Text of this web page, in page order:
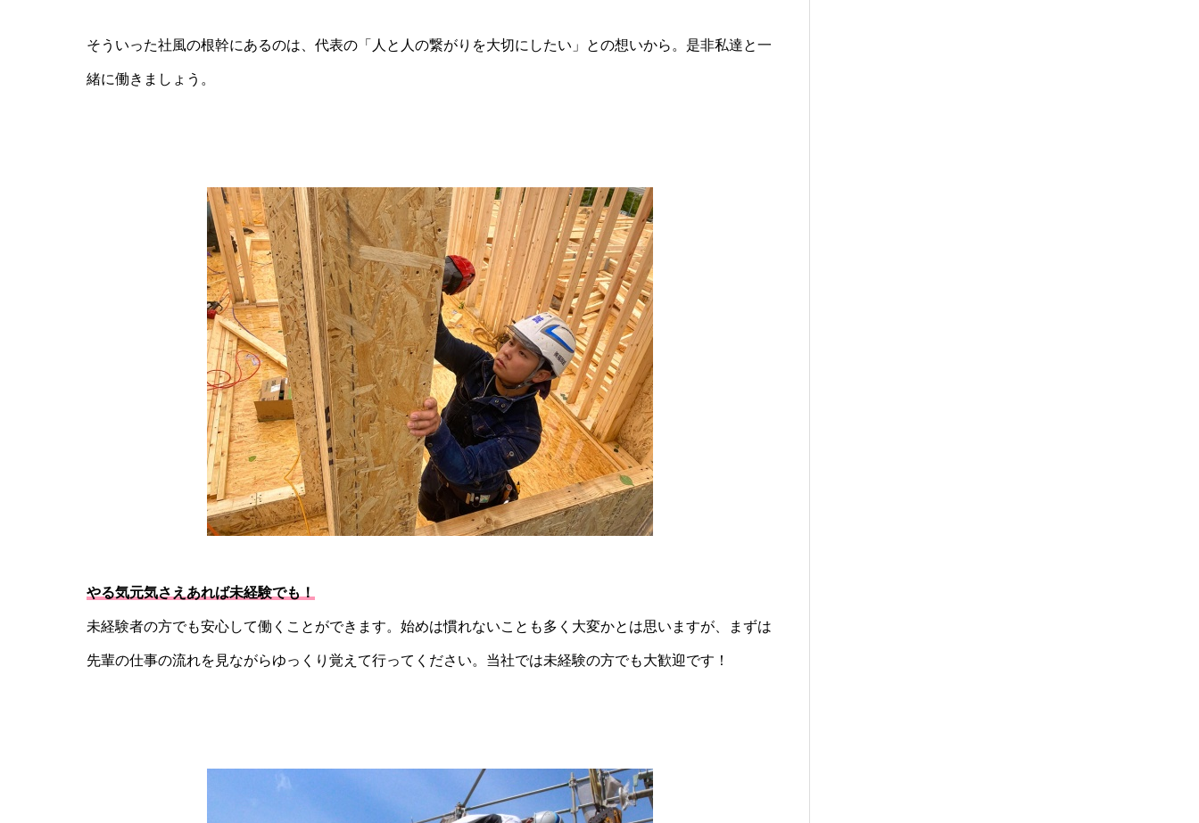
そういった社風の根幹にあるのは、代表の「人と人の繋がりを大切にしたい」との想いから。是非私達と一
緒に働きましょう。
やる気元気さえあれば未経験でも！
未経験者の方でも安心して働くことができます。始めは慣れないことも多く大変かとは思いますが、まずは
先輩の仕事の流れを見ながらゆっくり覚えて行ってください。当社では未経験の方でも大歓迎です！